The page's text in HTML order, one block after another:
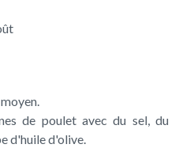
de poulet avec du sel, du
d'huile d'olive.